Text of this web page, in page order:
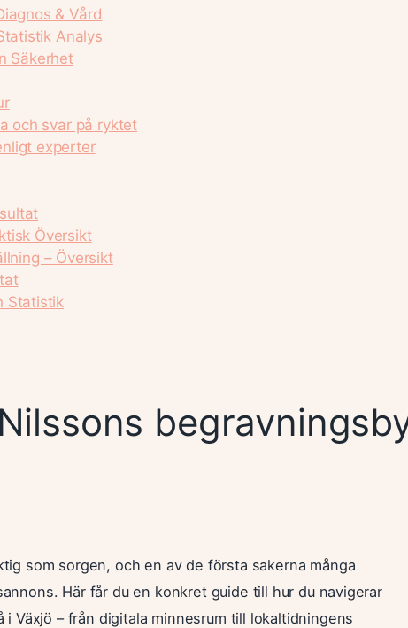
& Vård
Analys
Säkerhet
och svar på ryktet
experter
Översikt
– Översikt
Statistik
som sorgen, och en av de första sakerna många
Här får du en konkret guide till hur du navigerar
Växjö – från digitala minnesrum till lokaltidningens